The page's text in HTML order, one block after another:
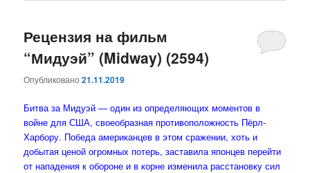
Рецензия на фильм
“Мидуэй” (Midway) (2594)
Опубликовано21.11.2019
Битва за Мидуэй — один из определяющих моментов в
войне для США, своеобразная противоположность Пёрл-
Харбору. Победа американцев в этом сражении, хоть и
добытая ценой огромных потерь, заставила японцев перейти
от нападения к обороне и в корне изменила расстановку сил